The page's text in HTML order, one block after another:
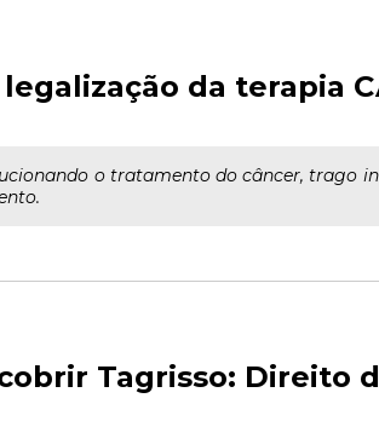
da terapia
o tratamento do câncer, trago
Tagrisso: Direito